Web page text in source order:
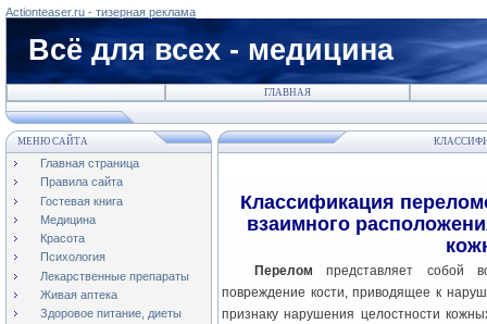
Actionteaser.ru - тизерная реклама
Всё для всех - медицина
ГЛАВНАЯ
МЕНЮ САЙТА
Главная страница
Правила сайта
Гостевая книга
Медицина
Красота
Психология
Лекарственные препараты
Живая аптека
Здоровое питание, диеты
Классификация
взаимного
Переломпредставляет собой
повреждение кости, приводящее к
признаку нарушения целостности